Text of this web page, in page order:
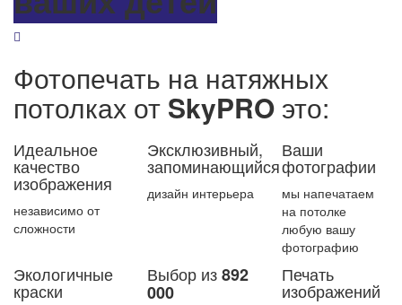
Фотопечать на натяжных
потолках от SkyPRO это:
Идеальное
качество
изображения
независимо от
сложности
Эксклюзивный,
запоминающийся
дизайн интерьера
Ваши
фотографии
мы напечатаем
на потолке
любую вашу
фотографию
Экологичные
краски
Выбор из892
000
Печать
изображений